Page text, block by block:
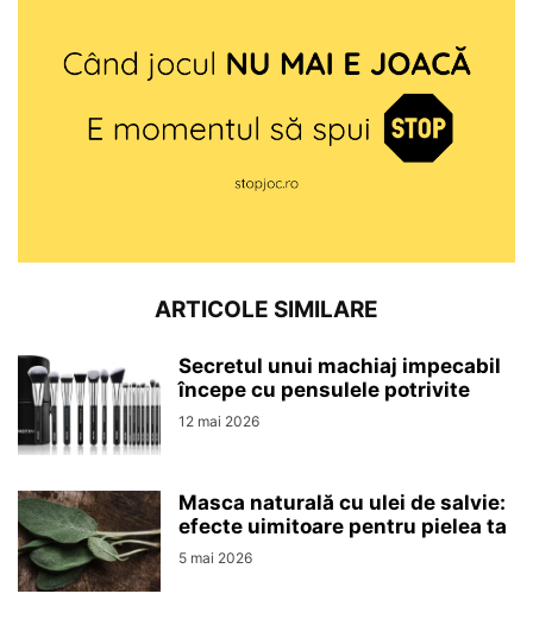
ARTICOLE SIMILARE
Secretul unui machiaj impecabil
începe cu pensulele potrivite
12 mai 2026
Masca naturală cu ulei de salvie:
efecte uimitoare pentru pielea ta
5 mai 2026